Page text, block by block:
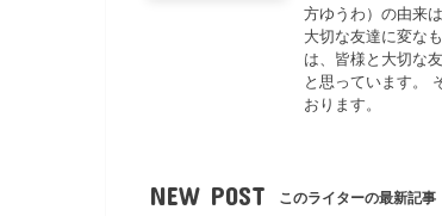
方ゆうわ）の由来
大切な友達に変な
は、皆様と大切な
と思っています。
おります。
NEW POST このライターの最新記事